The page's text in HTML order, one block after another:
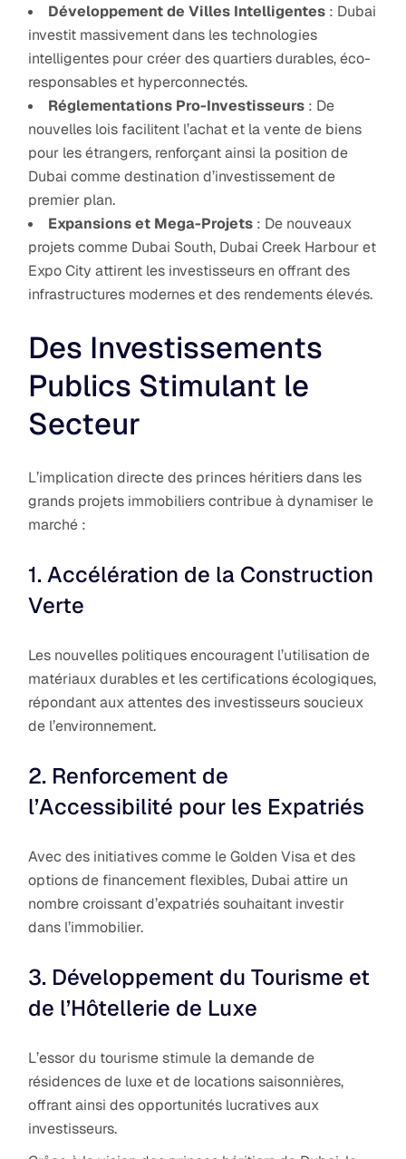
Développement de Villes Intelligentes : Dubai
investit massivement dans les technologies
intelligentes pour créer des quartiers durables, éco-
responsables et hyperconnectés.
Réglementations Pro-Investisseurs : De
nouvelles lois facilitent l’achat et la vente de biens
pour les étrangers, renforçant ainsi la position de
Dubai comme destination d’investissement de
premier plan.
Expansions et Mega-Projets : De nouveaux
projets comme Dubai South, Dubai Creek Harbour et
Expo City attirent les investisseurs en offrant des
infrastructures modernes et des rendements élevés.
Des Investissements
Publics Stimulant le
Secteur
L’implication directe des princes héritiers dans les
grands projets immobiliers contribue à dynamiser le
marché :
1. Accélération de la Construction
Verte
Les nouvelles politiques encouragent l’utilisation de
matériaux durables et les certifications écologiques,
répondant aux attentes des investisseurs soucieux
de l’environnement.
2. Renforcement de
l’Accessibilité pour les Expatriés
Avec des initiatives comme le Golden Visa et des
options de financement flexibles, Dubai attire un
nombre croissant d’expatriés souhaitant investir
dans l’immobilier.
3. Développement du Tourisme et
de l’Hôtellerie de Luxe
L’essor du tourisme stimule la demande de
résidences de luxe et de locations saisonnières,
offrant ainsi des opportunités lucratives aux
investisseurs.